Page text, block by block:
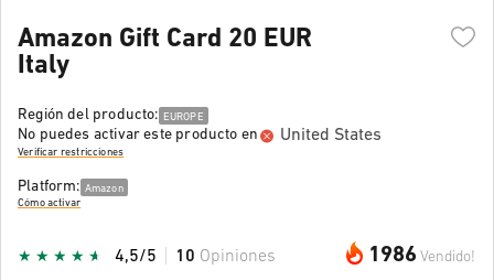
Amazon Gift Card 20 EUR
Italy
Región del producto: EUROPE
No puedes activar este producto en United States
Verificar restricciones
Platform: Amazon
Cómo activar
1986 Vendido!
4,5/5 10 Opiniones